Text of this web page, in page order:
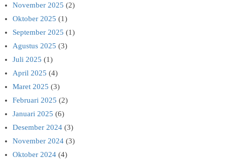
November 2025 (2)
Oktober 2025 (1)
September 2025 (1)
Agustus 2025 (3)
Juli 2025 (1)
April 2025 (4)
Maret 2025 (3)
Februari 2025 (2)
Januari 2025 (6)
Desember 2024 (3)
November 2024 (3)
Oktober 2024 (4)